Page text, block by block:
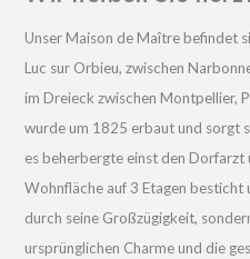
Unser Maison de Maître befindet
Luc sur Orbieu, zwischen
im Dreieck zwischen Montpellier,
wurde um 1825 erbaut und sorgt
es beherbergte einst den
Wohnfläche auf 3 Etagen besticht
durch seine Großzügigkeit,
ursprünglichen Charme und die